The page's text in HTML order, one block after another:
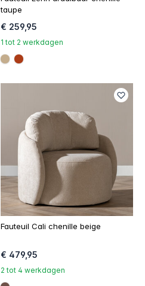
taupe
€ 259,95
1 tot 2 werkdagen
#c4ad8d
#ac3c17
Fauteuil Cali chenille beige
€ 479,95
2 tot 4 werkdagen